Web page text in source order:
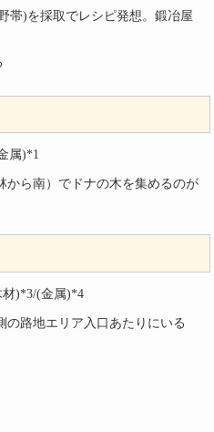
帯)を採取でレシピ発想。鍛冶屋
属)*1
から南）でドナの木を集めるのが
材)*3/(金属)*4
の路地エリア入口あたりにいる